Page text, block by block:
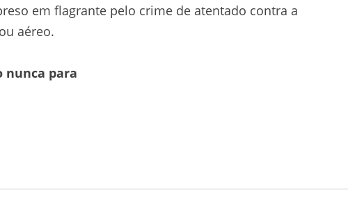
em flagrante pelo crime de atentado contra a
aéreo.
nunca para